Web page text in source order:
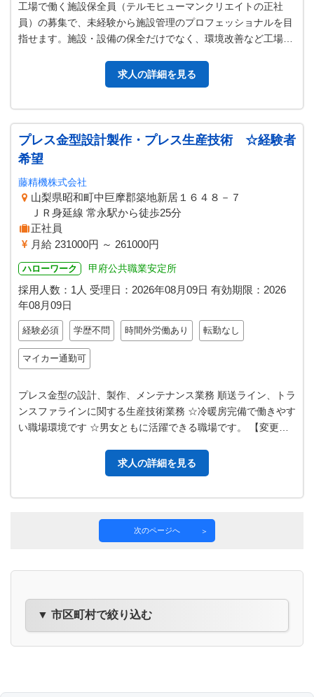
工場で働く施設保全員（テルモヒューマンクリエイトの正社
員）の募集で、未経験から施設管理のプロフェッショナルを目
指せます。施設・設備の保全だけでなく、環境改善など工場を
求人の詳細を見る
プレス金型設計製作・プレス生産技術 ☆経験者
希望
藤精機株式会社
山梨県昭和町中巨摩郡築地新居１６４８－７
ＪＲ身延線 常永駅から徒歩25分
正社員
月給 231000円 ～ 261000円
ハローワーク 甲府公共職業安定所
採用人数：1人 受理日： 2026年08月09日 有効期限： 2026
年08月09日
経験必須 学歴不問 時間外労働あり 転勤なし
マイカー通勤可
プレス金型の設計、製作、メンテナンス業務 順送ライン、トラ
ンスファラインに関する生産技術業務 ☆冷暖房完備で働きやす
い職場環境です ☆男女ともに活躍できる職場です。 【変更範
求人の詳細を見る
次のページへ
▼ 市区町村で絞り込む